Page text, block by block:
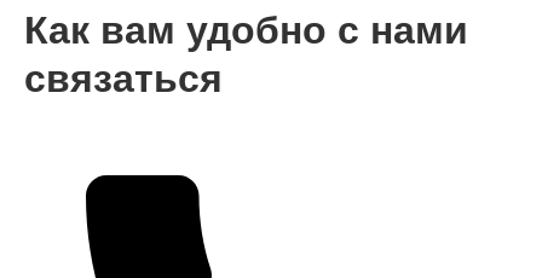
Как вам удобно с нами
связаться